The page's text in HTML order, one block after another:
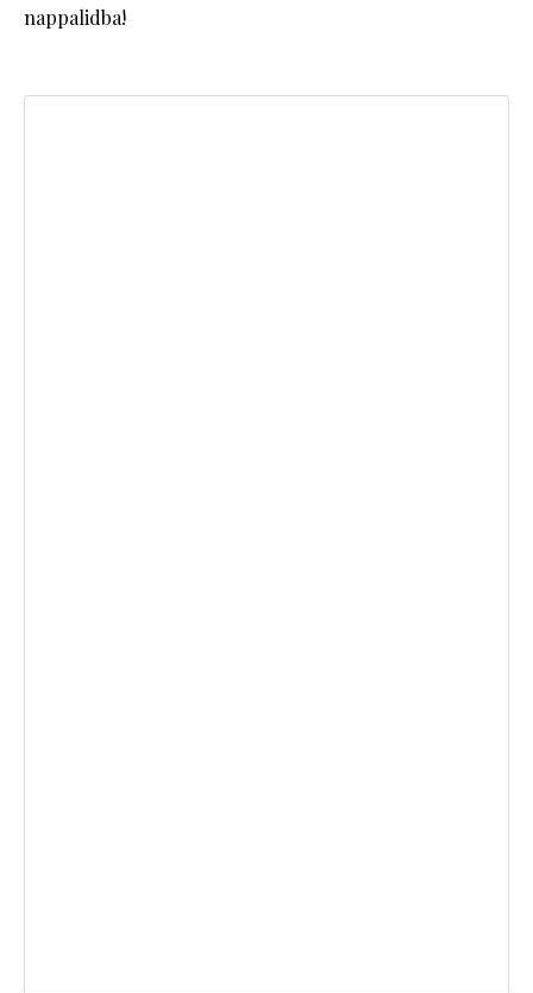
nappalidba!